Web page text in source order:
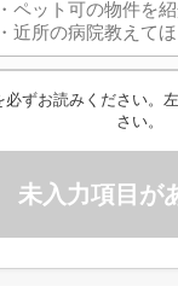
必ずお読みください。
さい。
未入力項目が